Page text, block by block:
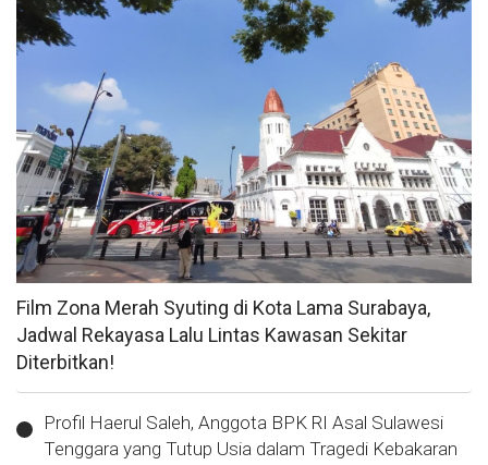
Film Zona Merah Syuting di Kota Lama Surabaya,
Jadwal Rekayasa Lalu Lintas Kawasan Sekitar
Diterbitkan!
Profil Haerul Saleh, Anggota BPK RI Asal Sulawesi
Tenggara yang Tutup Usia dalam Tragedi Kebakaran